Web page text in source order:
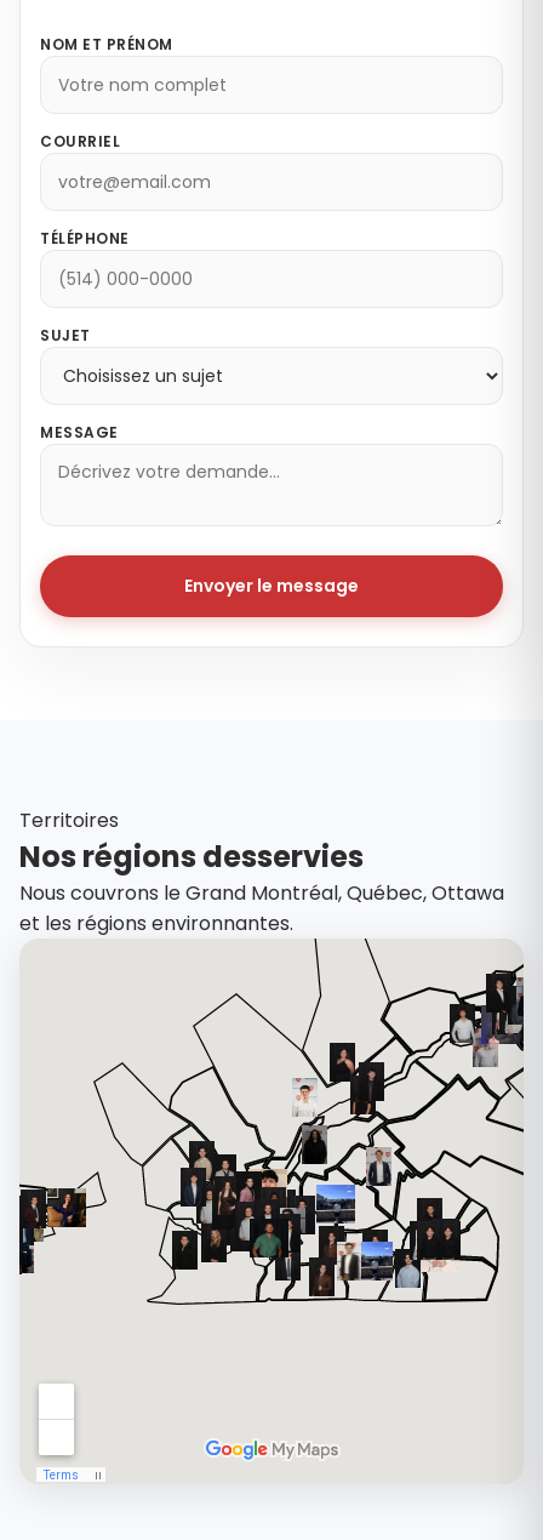
NOM ET PRÉNOM
COURRIEL
TÉLÉPHONE
SUJET
MESSAGE
Envoyer le message
Territoires
Nos régions desservies
Nous couvrons le Grand Montréal, Québec, Ottawa
et les régions environnantes.